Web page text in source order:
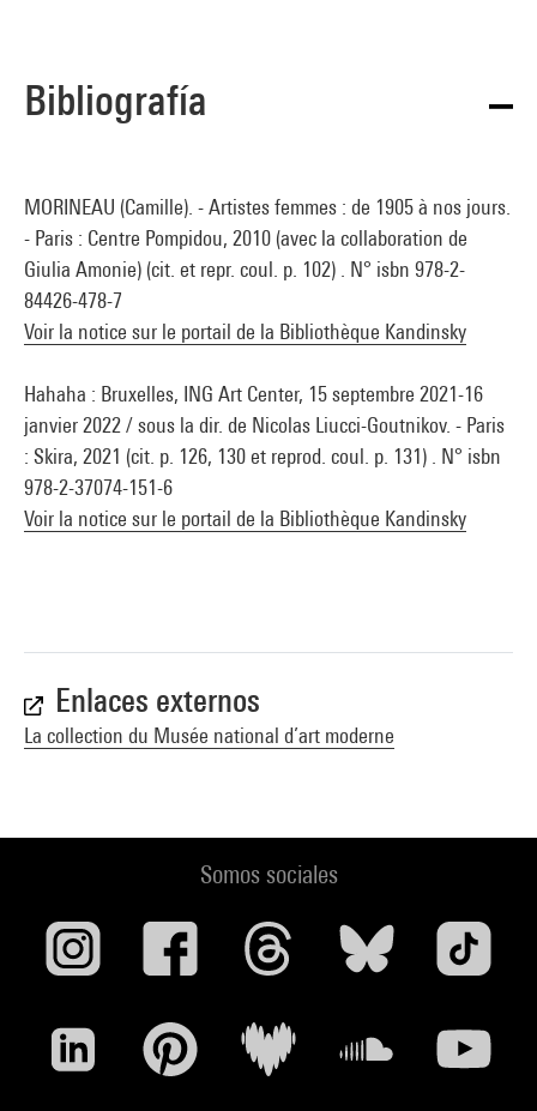
Bibliografía
MORINEAU (Camille). - Artistes femmes : de 1905 à nos jours.
- Paris : Centre Pompidou, 2010 (avec la collaboration de
Giulia Amonie) (cit. et repr. coul. p. 102) . N° isbn 978-2-
84426-478-7
Voir la notice sur le portail de la Bibliothèque Kandinsky
Hahaha : Bruxelles, ING Art Center, 15 septembre 2021-16
janvier 2022 / sous la dir. de Nicolas Liucci-Goutnikov. - Paris
: Skira, 2021 (cit. p. 126, 130 et reprod. coul. p. 131) . N° isbn
978-2-37074-151-6
Voir la notice sur le portail de la Bibliothèque Kandinsky
Enlaces externos
La collection du Musée national d’art moderne
Somos sociales